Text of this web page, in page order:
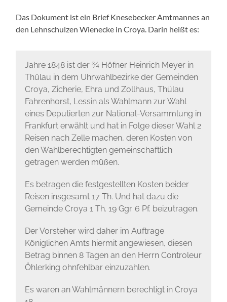
Das Dokument ist ein Brief Knesebecker Amtmannes an
den Lehnschulzen Wienecke in Croya. Darin heißt es:
Jahre 1848 ist der ¾ Höfner Heinrich Meyer in
Thülau in dem Uhrwahlbezirke der Gemeinden
Croya, Zicherie, Ehra und Zollhaus, Thülau
Fahrenhorst, Lessin als Wahlmann zur Wahl
eines Deputierten zur National-Versammlung in
Frankfurt erwählt und hat in Folge dieser Wahl 2
Reisen nach Zelle machen, deren Kosten von
den Wahlberechtigten gemeinschaftlich
getragen werden müßen.
Es betragen die festgestellten Kosten beider
Reisen insgesamt 17 Th. Und hat dazu die
Gemeinde Croya 1 Th. 19 Ggr. 6 Pf. beizutragen.
Der Vorsteher wird daher im Auftrage
Königlichen Amts hiermit angewiesen, diesen
Betrag binnen 8 Tagen an den Herrn Controleur
Öhlerking ohnfehlbar einzuzahlen.
Es waren an Wahlmännern berechtigt in Croya